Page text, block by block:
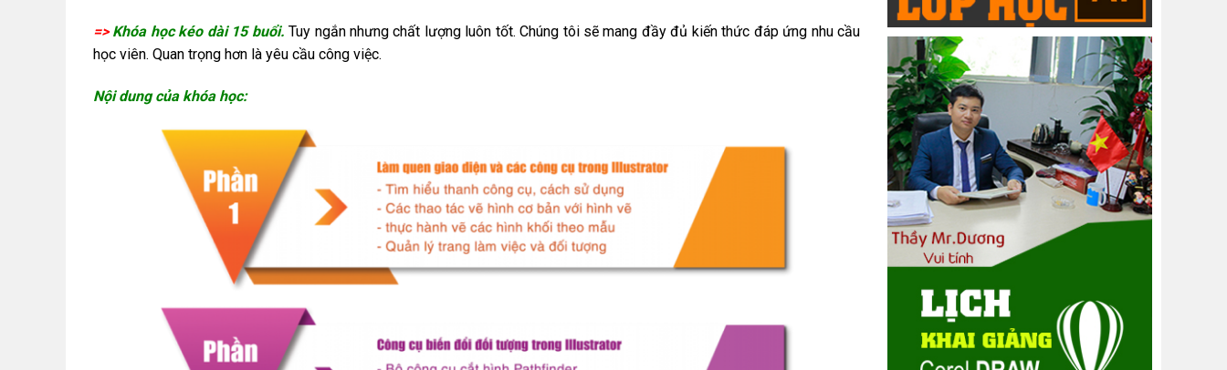
=> Khóa học kéo dài 15 buổi. Tuy ngắn nhưng chất lượng luôn tốt. Chúng tôi sẽ mang đầy đủ kiến thức đáp ứng nhu cầu
học viên. Quan trọng hơn là yêu cầu công việc.
Nội dung của khóa học: